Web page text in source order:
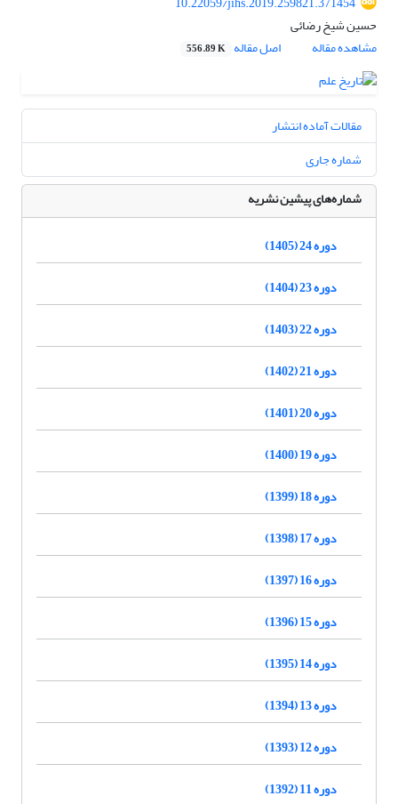
حسین شیخ رضائی
مشاهده مقاله
اصل مقاله 556.89 K
مقالات آماده انتشار
شماره جاری
شماره‌های پیشین نشریه
دوره 24 (1405)
دوره 23 (1404)
دوره 22 (1403)
دوره 21 (1402)
دوره 20 (1401)
دوره 19 (1400)
دوره 18 (1399)
دوره 17 (1398)
دوره 16 (1397)
دوره 15 (1396)
دوره 14 (1395)
دوره 13 (1394)
دوره 12 (1393)
دوره 11 (1392)